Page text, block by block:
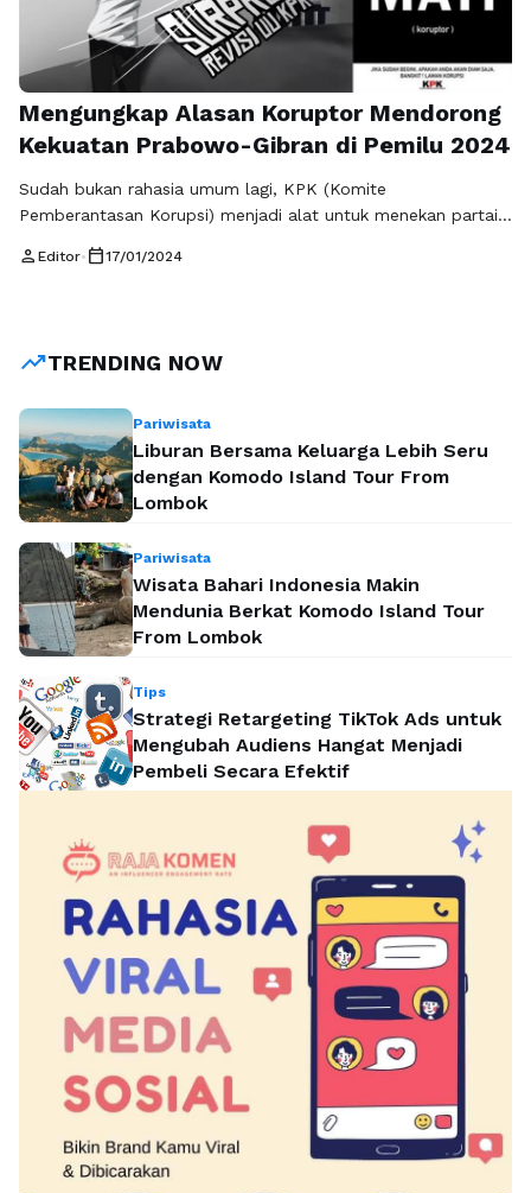
Mengungkap Alasan Koruptor Mendorong
Kekuatan Prabowo-Gibran di Pemilu 2024
Sudah bukan rahasia umum lagi, KPK (Komite
Pemberantasan Korupsi) menjadi alat untuk menekan partai-
tidak bisa lepas, selalu mengikuti keinginan Jokowi. Dengan
melakukan OTT (Operasi …
person Editor• calendar_today17/01/2024
trending_upTRENDING NOW
Pariwisata
Liburan Bersama Keluarga Lebih Seru
dengan Komodo Island Tour From
Lombok
Pariwisata
Wisata Bahari Indonesia Makin
Mendunia Berkat Komodo Island Tour
From Lombok
Tips
Strategi Retargeting TikTok Ads untuk
Mengubah Audiens Hangat Menjadi
Pembeli Secara Efektif